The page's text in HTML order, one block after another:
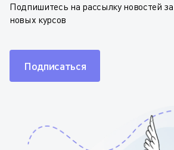
Подпишитесь на рассылку новостей
новых курсов
Подписаться